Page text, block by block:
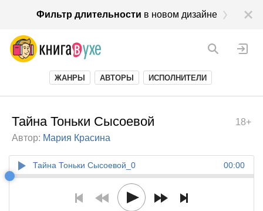
Фильтр длительности в новом дизайне
ЖАНРЫ АВТОРЫ ИСПОЛНИТЕЛИ
18+
Тайна Тоньки Сысоевой
Автор: Мария Красина
00:00
Тайна Тоньки Сысоевой_0